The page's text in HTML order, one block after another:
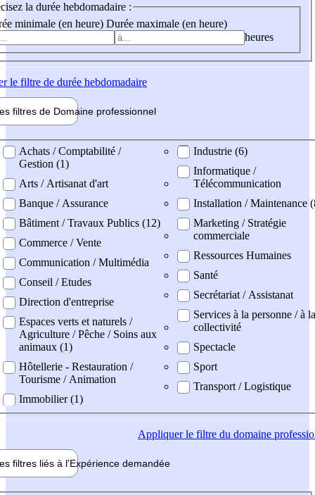
la durée hebdomadaire :
minimale (en heure) Durée maximale (en heure)
heures
le filtre de durée hebdomadaire
filtres de Domaine professionnel
professionel
Achats / Comptabilité /
Gestion (1)
Arts / Artisanat d'art
Banque / Assurance
Bâtiment / Travaux Publics (12)
Commerce / Vente
Communication / Multimédia
Conseil / Etudes
Direction d'entreprise
Espaces verts et naturels /
Agriculture / Pêche / Soins aux
animaux (1)
Hôtellerie - Restauration /
Tourisme / Animation
Immobilier (1)
Industrie (6)
Informatique /
Télécommunication
Installation / Maintenance
Marketing / Stratégie
commerciale
Ressources Humaines
Santé
Secrétariat / Assistanat
Services à la personne / à la
collectivité
Spectacle
Sport
Transport / Logistique
Appliquerle filtre du domaine
filtres liés à l'Expérience demandée